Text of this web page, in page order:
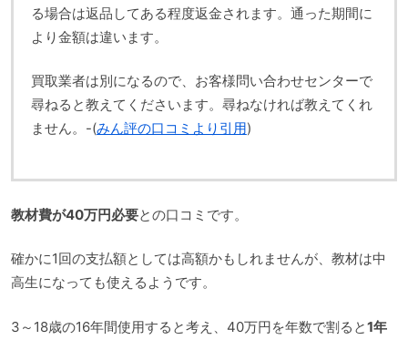
る場合は返品してある程度返金されます。通った期間に
より金額は違います。
買取業者は別になるので、お客様問い合わせセンターで
尋ねると教えてくださいます。尋ねなければ教えてくれ
ません。-(みん評の口コミより引用)
教材費が40万円必要との口コミです。
確かに1回の支払額としては高額かもしれませんが、教材は中
高生になっても使えるようです。
3～18歳の16年間使用すると考え、40万円を年数で割ると1年